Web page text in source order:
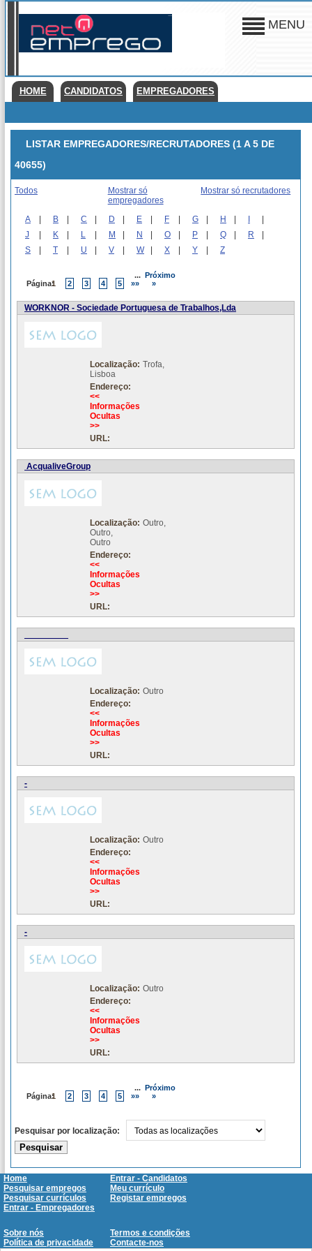
MENU
HOME CANDIDATOS EMPREGADORES
LISTAR EMPREGADORES/RECRUTADORES (1 A 5 DE
40655)
Todos
Mostrar só
empregadores
Mostrar só recrutadores
A B C D E F G H
J
K L M N O P Q R
S
T U V W X Y Z
Página:1 2 3 4 5
...
»»
Próximo
»
WORKNOR - Sociedade Portuguesa de Trabalhos,Lda
Localização: Trofa,
Lisboa
Endereço:
<<
Informações
Ocultas
>>
URL:
AcqualiveGroup
Localização: Outro,
Outro,
Outro
Endereço:
<<
Informações
Ocultas
>>
URL:
Localização: Outro
Endereço:
<<
Informações
Ocultas
>>
URL:
-
Localização: Outro
Endereço:
<<
Informações
Ocultas
>>
URL:
-
Localização: Outro
Endereço:
<<
Informações
Ocultas
>>
URL:
Página:1 2 3 4 5
...
»»
Próximo
»
Pesquisar por localização:
Home
Entrar - Candidatos
Pesquisar empregos
Meu currículo
Pesquisar currículos
Registar empregos
Entrar - Empregadores
Sobre nós
Termos e condições
Política de privacidade
Contacte-nos